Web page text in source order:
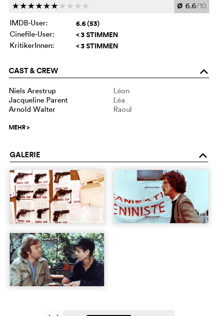
cccccc c c c c Ø 6.6/10
IMDB-User:
6.6 (53)
Cinefile-User: < 3 STIMMEN
KritikerInnen: < 3 STIMMEN
CAST & CREW o
Niels Arestrup
Léon
Jacqueline Parent
Léa
Arnold Walter
Raoul
MEHR>
GALERIE o